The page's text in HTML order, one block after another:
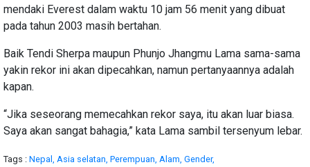
mendaki Everest dalam waktu 10 jam 56 menit yang dibuat
pada tahun 2003 masih bertahan.
Baik Tendi Sherpa maupun Phunjo Jhangmu Lama sama-sama
yakin rekor ini akan dipecahkan, namun pertanyaannya adalah
kapan.
“Jika seseorang memecahkan rekor saya, itu akan luar biasa.
Saya akan sangat bahagia,” kata Lama sambil tersenyum lebar.
Tags : Nepal, Asia selatan, Perempuan, Alam, Gender,